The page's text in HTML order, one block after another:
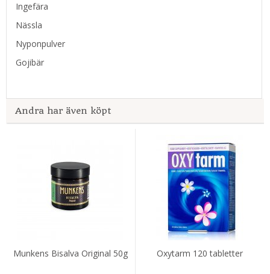
Ingefära
Nässla
Nyponpulver
Gojibär
Andra har även köpt
Munkens Bisalva Original 50g Oxytarm 120 tabletter